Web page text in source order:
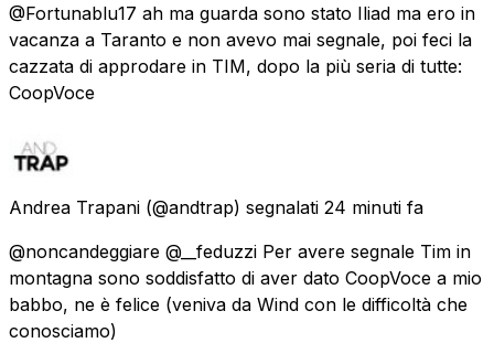
@Fortunablu17 ah ma guarda sono stato Iliad ma ero in
vacanza a Taranto e non avevo mai segnale, poi feci la
cazzata di approdare in TIM, dopo la più seria di tutte:
CoopVoce
Andrea Trapani (@andtrap) segnalati 24 minuti fa
@noncandeggiare @__feduzzi Per avere segnale Tim in
montagna sono soddisfatto di aver dato CoopVoce a mio
babbo, ne è felice (veniva da Wind con le difficoltà che
conosciamo)